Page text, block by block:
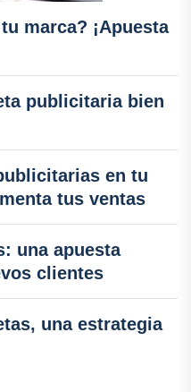
marca? ¡Apuesta
publicitaria bien
en tu
tus ventas
una apuesta
clientes
una estrategia